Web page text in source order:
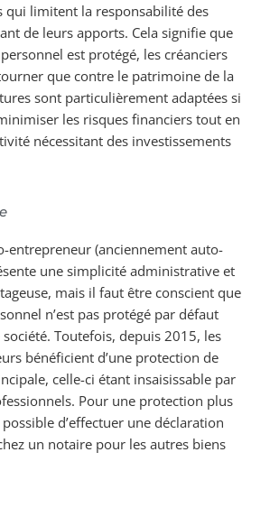
qui limitent la responsabilité des
de leurs apports. Cela signifie que
est protégé, les créanciers
que contre le patrimoine de la
sont particulièrement adaptées si
les risques financiers tout en
nécessitant des investissements
entrepreneur (anciennement auto-
une simplicité administrative et
mais il faut être conscient que
n’est pas protégé par défaut
Toutefois, depuis 2015, les
bénéficient d’une protection de
celle-ci étant insaisissable par
Pour une protection plus
d’effectuer une déclaration
un notaire pour les autres biens